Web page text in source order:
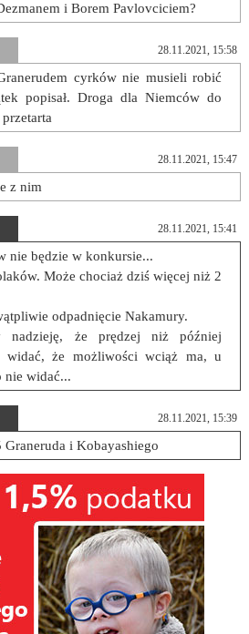
i Borem Pavlovciciem?
28.11.2021, 15:58
cyrków nie musieli robić
popisał. Droga dla Niemców do
28.11.2021, 15:47
z nim
28.11.2021, 15:41
nie będzie w konkursie...
Może chociaż dziś więcej niż 2
odpadnięcie Nakamury.
nadzieję, że prędzej niż później
widać, że możliwości wciąż ma, u
nie widać...
28.11.2021, 15:39
Graneruda i Kobayashiego